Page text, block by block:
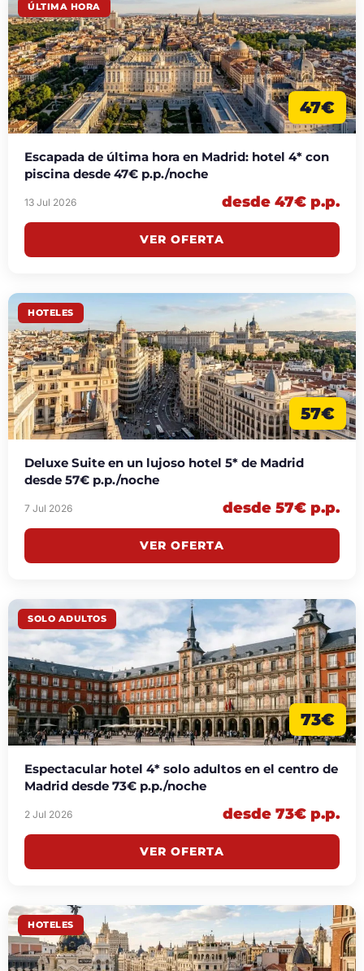
ÚLTIMA HORA
47€
Escapada de última hora en Madrid: hotel 4* con
piscina desde 47€ p.p./noche
13 Jul 2026 desde 47€ p.p.
VER OFERTA
HOTELES
57€
Deluxe Suite en un lujoso hotel 5* de Madrid
desde 57€ p.p./noche
7 Jul 2026 desde 57€ p.p.
VER OFERTA
SOLO ADULTOS
73€
Espectacular hotel 4* solo adultos en el centro de
Madrid desde 73€ p.p./noche
2 Jul 2026 desde 73€ p.p.
VER OFERTA
HOTELES